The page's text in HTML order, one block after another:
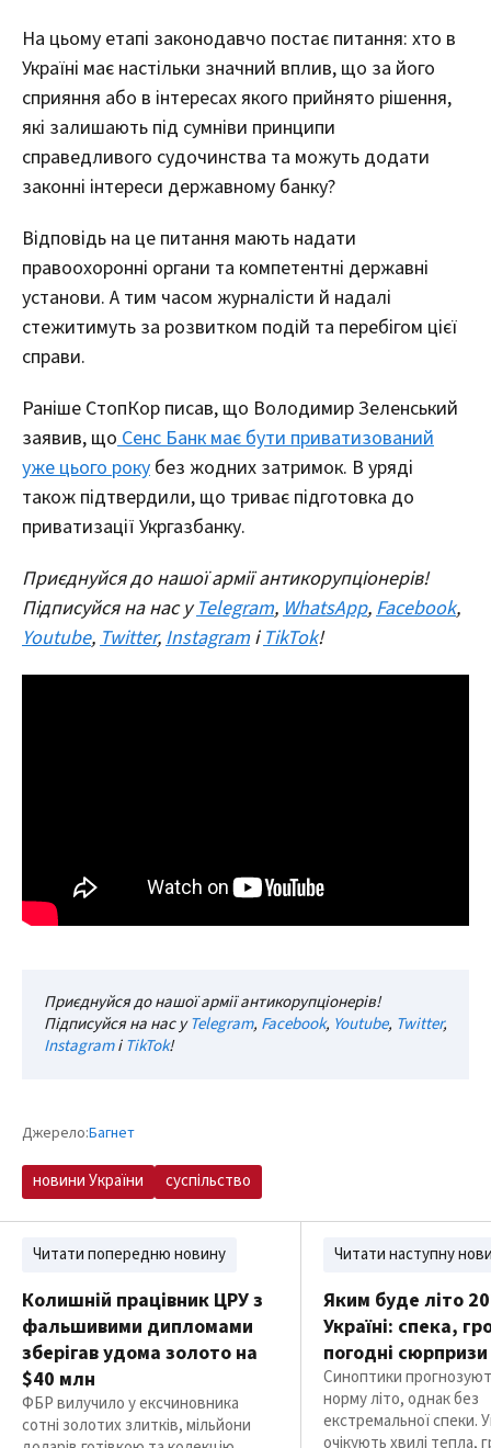
На цьому етапі законодавчо постає питання: хто в
Україні має настільки значний вплив, що за його
сприяння або в інтересах якого прийнято рішення,
які залишають під сумніви принципи
справедливого судочинства та можуть додати
законні інтереси державному банку?
Відповідь на це питання мають надати
правоохоронні органи та компетентні державні
установи. А тим часом журналісти й надалі
стежитимуть за розвитком подій та перебігом цієї
справи.
Раніше СтопКор писав, що Володимир Зеленський
заявив, що Сенс Банк має бути приватизований
уже цього року без жодних затримок. В уряді
також підтвердили, що триває підготовка до
приватизації Укргазбанку.
Приєднуйся до нашої армії антикорупціонерів!
Підписуйся на нас уTelegram, WhatsApp, Facebook,
Youtube, Twitter, Instagram і TikTok!
Приєднуйся до нашої армії антикорупціонерів!
Підписуйся на нас уTelegram, Facebook, Youtube, Twitter,
InstagramіTikTok!
Джерело:Багнет
новини України суспільство
Читати попередню новину
Колишній працівник ЦРУ з
фальшивими дипломами
зберігав удома золото на
$40 млн
ФБР вилучило у ексчиновника
сотні золотих злитків, мільйони
Читати наступну
Яким буде літо
Україні: спека,
погодні сюрпризи
Синоптики
норму літо, однак без
екстремальної спеки.
очікують хвилі тепла,